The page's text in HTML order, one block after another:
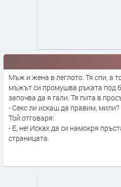
Мъж и жена в леглото. Тя спи, а
мъжът си промушва ръката под
започва да я гали. Тя пита в
- Секс ли искаш да правим, мили?
Той отговаря:
- Е, не! Исках да си намокря
страницата.